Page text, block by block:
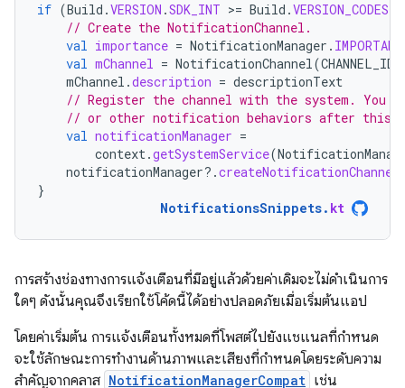
if (Build .VERSION .SDK_INT >= Build .VERSION_CODES
// Create the NotificationChannel.
val importance = NotificationManager .
val mChannel = NotificationChannel(CHANNEL_ID
mChannel .description = descriptionText
// Register the channel with the system. You
// or other notification behaviors after this.
val notificationManager =
context.getSystemService(
notificationManager?.createNotificationChannel
}
NotificationsSnippets. kt
การสร้างช่องทางการแจ้งเตือนที่มีอยู่แล้วด้วยค่าเดิมจะไม่ดำเนินการ
ใดๆ ดังนั้นคุณจึงเรียกใช้โค้ดนี้ได้อย่างปลอดภัยเมื่อเริ่มต้นแอป
โดยค่าเริ่มต้น การแจ้งเตือนทั้งหมดที่โพสต์ไปยังแชแนลที่กำหนด
จะใช้ลักษณะการทำงานด้านภาพและเสียงที่กำหนดโดยระดับความ
สำคัญจากคลาส NotificationManagerCompat เช่น